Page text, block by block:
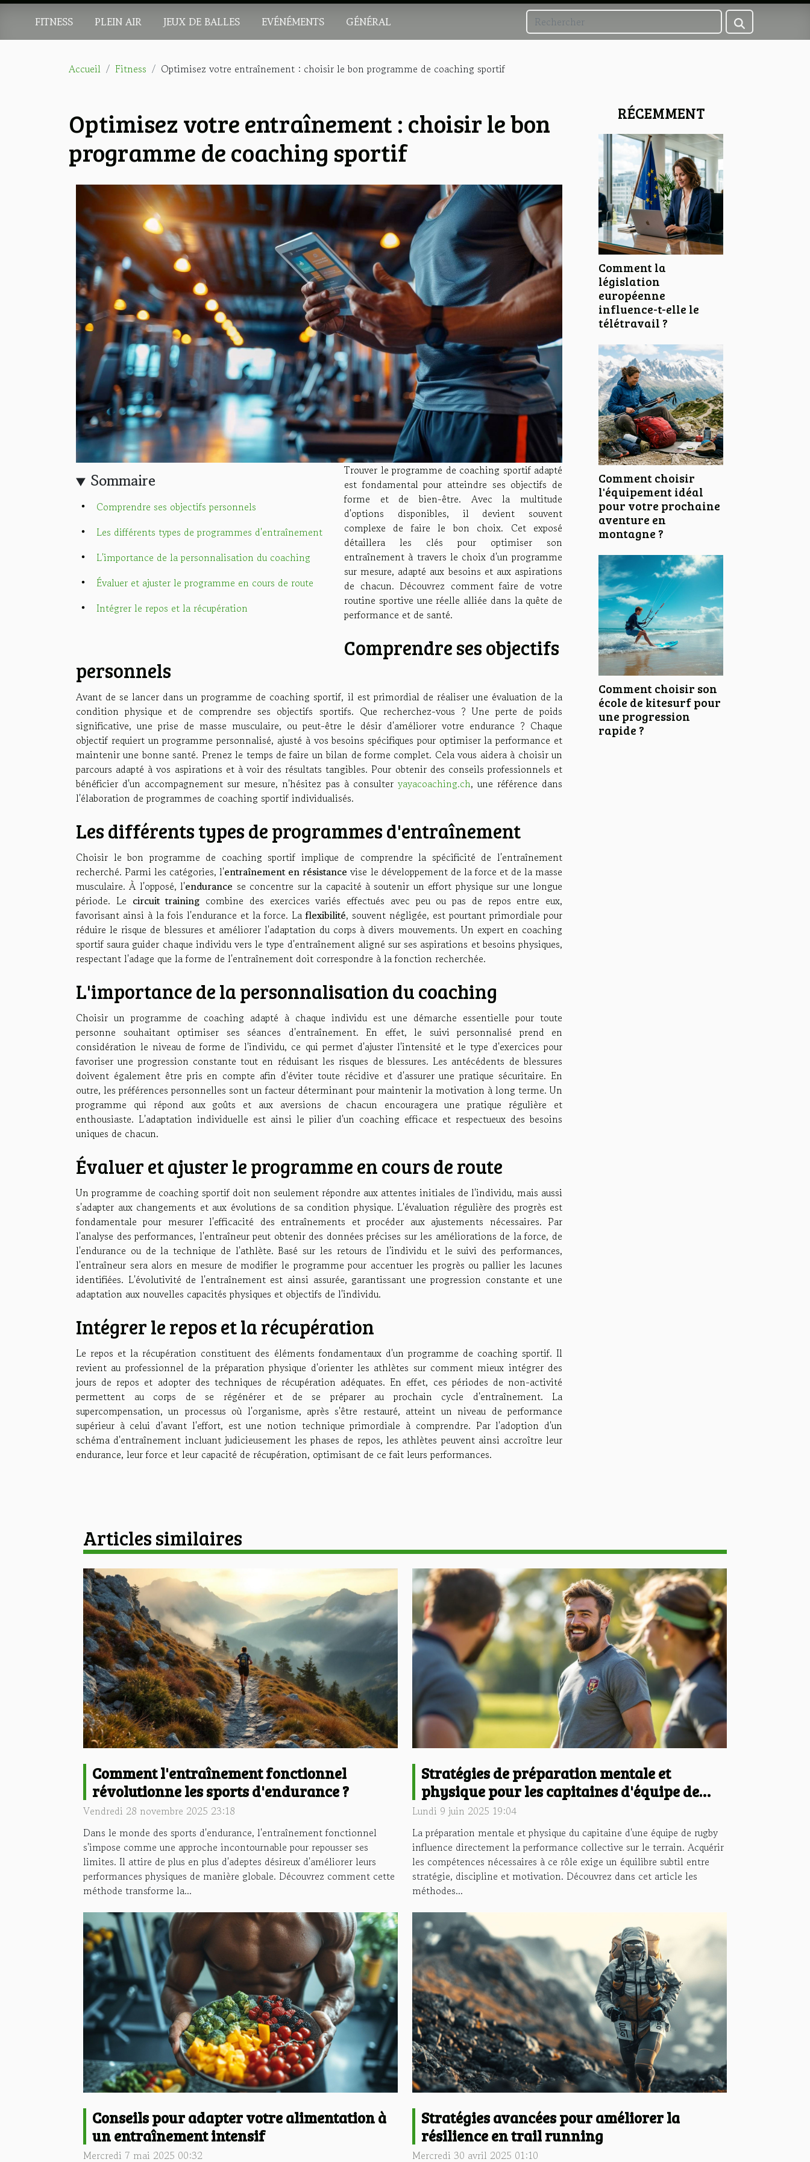
FITNESS PLEIN AIR JEUX DE BALLES EVÉNÉMENTS GÉNÉRAL
Accueil Fitness Optimisez votre entraînement : choisir le bon programme de coaching sportif
Optimisez votre entraînement : choisir le bon
programme de coaching sportif
Sommaire
Comprendre ses objectifs personnels
Les différents types de programmes d'entraînement
L'importance de la personnalisation du coaching
Évaluer et ajuster le programme en cours de route
Intégrer le repos et la récupération
Trouver le programme de coaching sportif adapté
est fondamental pour atteindre ses objectifs de
forme et de bien-être. Avec la multitude
d'options disponibles, il devient souvent
complexe de faire le bon choix. Cet exposé
détaillera les clés pour optimiser son
entraînement à travers le choix d'un programme
sur mesure, adapté aux besoins et aux aspirations
de chacun. Découvrez comment faire de votre
routine sportive une réelle alliée dans la quête de
performance et de santé.
Comprendre ses objectifs
personnels
Avant de se lancer dans un programme de coaching sportif, il est primordial de réaliser une évaluation de la
condition physique et de comprendre ses objectifs sportifs. Que recherchez-vous ? Une perte de poids
significative, une prise de masse musculaire, ou peut-être le désir d'améliorer votre endurance ? Chaque
objectif requiert un programme personnalisé, ajusté à vos besoins spécifiques pour optimiser la performance et
maintenir une bonne santé. Prenez le temps de faire un bilan de forme complet. Cela vous aidera à choisir un
parcours adapté à vos aspirations et à voir des résultats tangibles. Pour obtenir des conseils professionnels et
bénéficier d'un accompagnement sur mesure, n'hésitez pas à consulter yayacoaching.ch, une référence dans
l'élaboration de programmes de coaching sportif individualisés.
Les différents types de programmes d'entraînement
Choisir le bon programme de coaching sportif implique de comprendre la spécificité de l'entraînement
recherché. Parmi les catégories, l'entraînement en résistance vise le développement de la force et de la masse
musculaire. À l'opposé, l'endurance se concentre sur la capacité à soutenir un effort physique sur une longue
période. Le circuit training combine des exercices variés effectués avec peu ou pas de repos entre eux,
favorisant ainsi à la fois l'endurance et la force. Laflexibilité, souvent négligée, est pourtant primordiale pour
réduire le risque de blessures et améliorer l'adaptation du corps à divers mouvements. Un expert en coaching
sportif saura guider chaque individu vers le type d'entraînement aligné sur ses aspirations et besoins physiques,
respectant l'adage que la forme de l'entraînement doit correspondre à la fonction recherchée.
L'importance de la personnalisation du coaching
Choisir un programme de coaching adapté à chaque individu est une démarche essentielle pour toute
personne souhaitant optimiser ses séances d'entraînement. En effet, le suivi personnalisé prend en
considération le niveau de forme de l'individu, ce qui permet d'ajuster l'intensité et le type d'exercices pour
favoriser une progression constante tout en réduisant les risques de blessures. Les antécédents de blessures
doivent également être pris en compte afin d'éviter toute récidive et d'assurer une pratique sécuritaire. En
outre, les préférences personnelles sont un facteur déterminant pour maintenir la motivation à long terme. Un
programme qui répond aux goûts et aux aversions de chacun encouragera une pratique régulière et
enthousiaste. L'adaptation individuelle est ainsi le pilier d'un coaching efficace et respectueux des besoins
uniques de chacun.
Évaluer et ajuster le programme en cours de route
Un programme de coaching sportif doit non seulement répondre aux attentes initiales de l'individu, mais aussi
s'adapter aux changements et aux évolutions de sa condition physique. L'évaluation régulière des progrès est
fondamentale pour mesurer l'efficacité des entraînements et procéder aux ajustements nécessaires. Par
l'analyse des performances, l'entraîneur peut obtenir des données précises sur les améliorations de la force, de
l'endurance ou de la technique de l'athlète. Basé sur les retours de l'individu et le suivi des performances,
l'entraîneur sera alors en mesure de modifier le programme pour accentuer les progrès ou pallier les lacunes
identifiées. L'évolutivité de l'entraînement est ainsi assurée, garantissant une progression constante et une
adaptation aux nouvelles capacités physiques et objectifs de l'individu.
Intégrer le repos et la récupération
Le repos et la récupération constituent des éléments fondamentaux d'un programme de coaching sportif. Il
revient au professionnel de la préparation physique d'orienter les athlètes sur comment mieux intégrer des
jours de repos et adopter des techniques de récupération adéquates. En effet, ces périodes de non-activité
permettent au corps de se régénérer et de se préparer au prochain cycle d'entraînement. La
supercompensation, un processus où l'organisme, après s'être restauré, atteint un niveau de performance
supérieur à celui d'avant l'effort, est une notion technique primordiale à comprendre. Par l'adoption d'un
schéma d'entraînement incluant judicieusement les phases de repos, les athlètes peuvent ainsi accroître leur
endurance, leur force et leur capacité de récupération, optimisant de ce fait leurs performances.
RÉCEMMENT
Comment la
législation
européenne
influence-t-elle le
télétravail ?
Comment choisir
l'équipement idéal
pour votre prochaine
aventure en
montagne ?
Comment choisir son
école de kitesurf pour
une progression
rapide ?
Articles similaires
Comment l'entraînement fonctionnel
révolutionne les sports d'endurance ?
Vendredi 28 novembre 2025 23:18
Dans le monde des sports d'endurance, l'entraînement fonctionnel
s'impose comme une approche incontournable pour repousser ses
limites. Il attire de plus en plus d'adeptes désireux d'améliorer leurs
performances physiques de manière globale. Découvrez comment cette
méthode transforme la...
Stratégies de préparation mentale et
physique pour les capitaines d'équipe de
rugby
Lundi 9 juin 2025 19:04
La préparation mentale et physique du capitaine d'une équipe de rugby
influence directement la performance collective sur le terrain. Acquérir
les compétences nécessaires à ce rôle exige un équilibre subtil entre
stratégie, discipline et motivation. Découvrez dans cet article les
méthodes...
Conseils pour adapter votre alimentation à
un entraînement intensif
Mercredi 7 mai 2025 00:32
Stratégies avancées pour améliorer la
résilience en trail running
Mercredi 30 avril 2025 01:10